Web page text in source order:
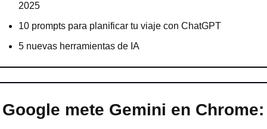
2025
10 prompts para planificar tu viaje con ChatGPT
5 nuevas herramientas de IA
​Google mete Gemini en Chrome: